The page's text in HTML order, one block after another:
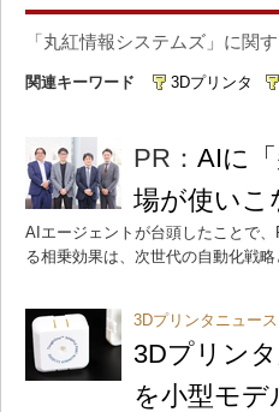
「丸紅情報システムズ」に関
関連キーワード 3Dプリンタ
PR： AIに
場が使いこ
AIエージェントが台頭したことで
る相乗効果は、次世代の自動化戦
3Dプリンタニュース
3Dプリン
を小型モデ